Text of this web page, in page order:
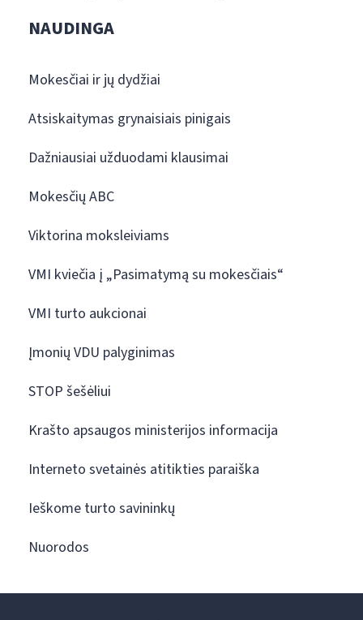
NAUDINGA
Mokesčiai ir jų dydžiai
Atsiskaitymas grynaisiais pinigais
Dažniausiai užduodami klausimai
Mokesčių ABC
Viktorina moksleiviams
VMI kviečia į „Pasimatymą su mokesčiais“
VMI turto aukcionai
Įmonių VDU palyginimas
STOP šešėliui
Krašto apsaugos ministerijos informacija
Interneto svetainės atitikties paraiška
Ieškome turto savininkų
Nuorodos